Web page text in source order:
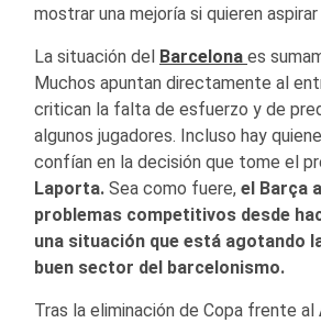
mostrar una mejoría si quieren aspirar
La situación del Barcelona es
Muchos apuntan directamente al
critican la falta de esfuerzo y de
algunos jugadores. Incluso hay
confían en la decisión que tome el
Laporta. Sea como fuere, el Barça
problemas competitivos desde
una situación que está agotando
buen sector del barcelonismo.
Tras la eliminación de Copa frente al